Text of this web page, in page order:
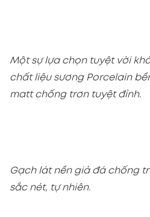
Một sự lựa chọn tuyệt vời
chất liệu sương Porcelain
matt chống trơn tuyệt đỉnh.
Gạch lát nền giả đá chống
sắc nét, tự nhiên.